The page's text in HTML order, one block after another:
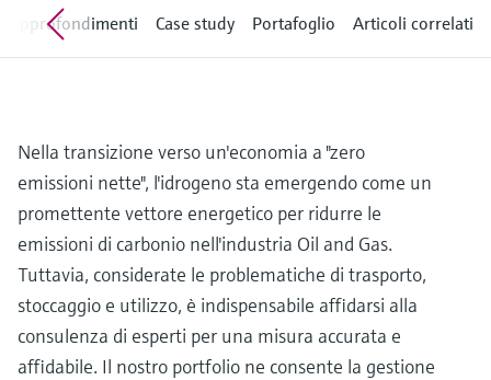
Accesso a Device Viewer
Trova i ricambi giusti
Trova i ricambi per codice prodotto, codice
ordine o numero di serie
microonde
Visualizza tutti
microonde
Memosens technology
dell'eccellenza operativa e dei
modelli decisionali
Approfondimenti Case study Portafoglio Articoli correlati
Nella transizione verso un'economia a "zero
emissioni nette", l'idrogeno sta emergendo come un
promettente vettore energetico per ridurre le
emissioni di carbonio nell'industria Oil and Gas.
Tuttavia, considerate le problematiche di trasporto,
stoccaggio e utilizzo, è indispensabile affidarsi alla
consulenza di esperti per una misura accurata e
affidabile. Il nostro portfolio ne consente la gestione